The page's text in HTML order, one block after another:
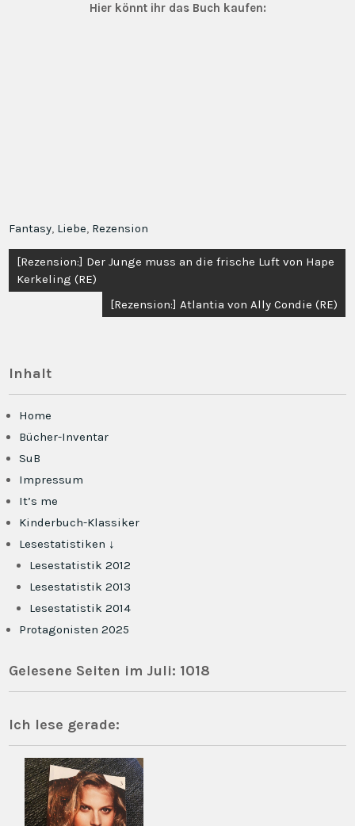
Hier könnt ihr das Buch kaufen:
Fantasy, Liebe, Rezension
Beitragsnavigation
[Rezension:] Der Junge muss an die frische Luft von Hape
Kerkeling (RE)
[Rezension:] Atlantia von Ally Condie (RE)
Inhalt
Home
Bücher-Inventar
SuB
Impressum
It’s me
Kinderbuch-Klassiker
Lesestatistiken ↓
Lesestatistik 2012
Lesestatistik 2013
Lesestatistik 2014
Protagonisten 2025
Gelesene Seiten im Juli: 1018
Ich lese gerade: